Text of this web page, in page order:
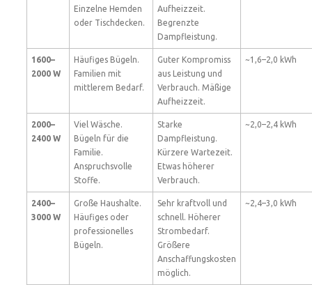
Einzelne Hemden
oder Tischdecken.
Aufheizzeit.
Begrenzte
Dampfleistung.
1600–
2000 W
Häufiges Bügeln.
Familien mit
mittlerem Bedarf.
Guter Kompromiss
aus Leistung und
Verbrauch. Mäßige
Aufheizzeit.
~1,6–2,0 kWh
2000–
2400 W
Viel Wäsche.
Bügeln für die
Familie.
Anspruchsvolle
Stoffe.
Starke
Dampfleistung.
Kürzere Wartezeit.
Etwas höherer
Verbrauch.
~2,0–2,4 kWh
2400–
3000 W
Große Haushalte.
Häufiges oder
professionelles
Bügeln.
Sehr kraftvoll und
schnell. Höherer
Strombedarf.
Größere
Anschaffungskosten
möglich.
~2,4–3,0 kWh